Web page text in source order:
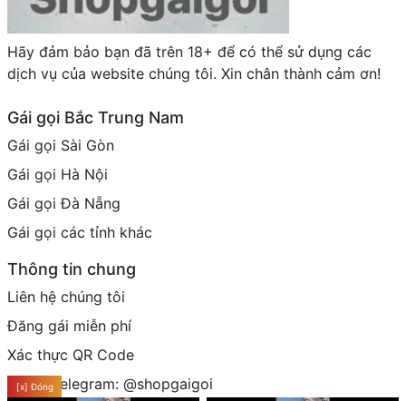
một dịch vụ giải trí, mà còn thể hiện sự phong phú
của đời sống xã hội tại địa phương. Qua đó, khách
hàng có thể trải nghiệm những giây phút thư giãn
thoải mái và đáng nhớ.
Hãy đảm bảo bạn đã trên 18+ để có thể sử dụng các
dịch vụ của website chúng tôi. Xin chân thành cảm ơn!
Gái gọi Bắc Trung Nam
Gái gọi Sài Gòn
Gái gọi Hà Nội
Gái gọi Đà Nẵng
Gái gọi các tỉnh khác
Thông tin chung
Liên hệ chúng tôi
Đăng gái miễn phí
Xác thực QR Code
Group telegram: @shopgaigoi
[x] Đóng